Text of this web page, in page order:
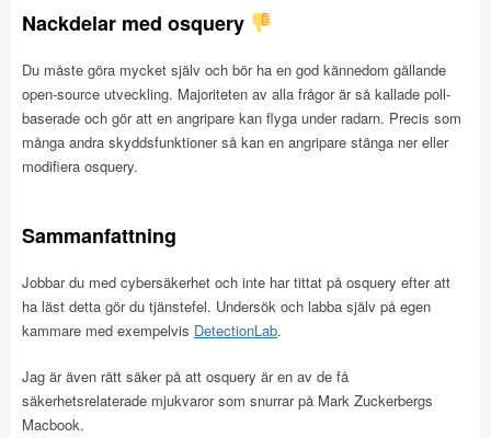
Nackdelar med osquery
Du måste göra mycket själv och bör ha en god kännedom gällande
open-source utveckling. Majoriteten av alla frågor är så kallade poll-
baserade och gör att en angripare kan flyga under radarn. Precis som
många andra skyddsfunktioner så kan en angripare stänga ner eller
modifiera osquery.
Sammanfattning
Jobbar du med cybersäkerhet och inte har tittat på osquery efter att
ha läst detta gör du tjänstefel. Undersök och labba själv på egen
kammare med exempelvis DetectionLab.
Jag är även rätt säker på att osquery är en av de få
säkerhetsrelaterade mjukvaror som snurrar på Mark Zuckerbergs
Macbook.